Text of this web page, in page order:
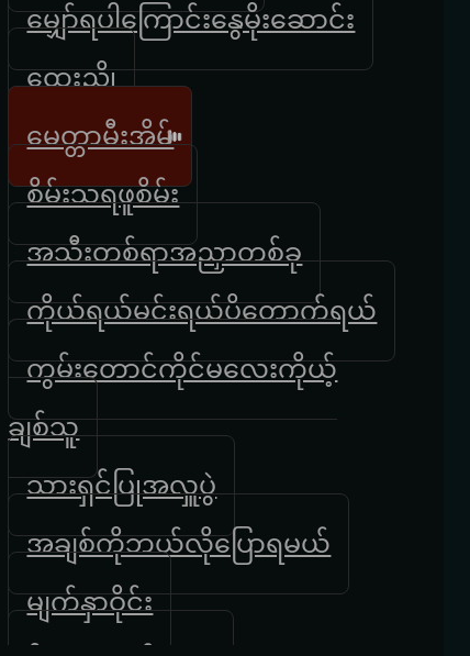
မျှော်ရပါကြောင်းနွေမိုးဆောင်း
ထွေးညို
မေတ္တာမီးအိမ်
စိမ်းသရဖူစိမ်း
အသီးတစ်ရာအညှာတစ်ခု
ကိုယ်ရယ်မင်းရယ်ပိတောက်ရယ်
ကွမ်းတောင်ကိုင်မလေးကိုယ့်
ချစ်သူ
သားရှင်ပြုအလှူပွဲ
အချစ်ကိုဘယ်လိုပြောရမယ်
မျက်နှာဝိုင်း